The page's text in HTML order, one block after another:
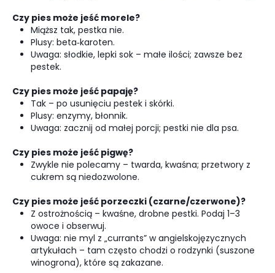
Czy pies może jeść morele?
Miąższ tak, pestka nie.
Plusy: beta‑karoten.
Uwaga: słodkie, lepki sok – małe ilości; zawsze bez
pestek.
Czy pies może jeść papaję?
Tak – po usunięciu pestek i skórki.
Plusy: enzymy, błonnik.
Uwaga: zacznij od małej porcji; pestki nie dla psa.
Czy pies może jeść pigwę?
Zwykle nie polecamy – twarda, kwaśna; przetwory z
cukrem są niedozwolone.
Czy pies może jeść porzeczki (czarne/czerwone)?
Z ostrożnością – kwaśne, drobne pestki. Podaj 1–3
owoce i obserwuj.
Uwaga: nie myl z „currants” w angielskojęzycznych
artykułach – tam często chodzi o rodzynki (suszone
winogrona), które są zakazane.